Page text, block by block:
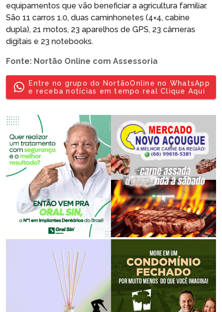
equipamentos que vão beneficiar a agricultura familiar.
São 11 carros 1.0, duas caminhonetes (4×4, cabine
dupla), 21 motos, 23 aparelhos de GPS, 23 câmeras
digitais e 23 notebooks.
Fonte: Nortão Online com Assessoria
Entre no grupo do NortãoOnline no WhatsApp
e receba notícias em tempo real Clique Aqui